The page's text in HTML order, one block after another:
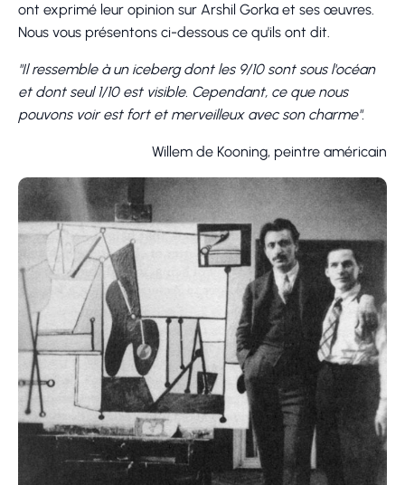
ont exprimé leur opinion sur Arshil Gorka et ses œuvres.
Nous vous présentons ci-dessous ce qu'ils ont dit.
"Il ressemble à un iceberg dont les 9/10 sont sous l'océan
et dont seul 1/10 est visible. Cependant, ce que nous
pouvons voir est fort et merveilleux avec son charme".
Willem de Kooning, peintre américain